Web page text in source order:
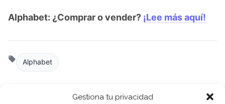
Gestiona tu privacidad
Alphabet: ¿Comprar o vender? ¡Lee más aquí!
Alphabet